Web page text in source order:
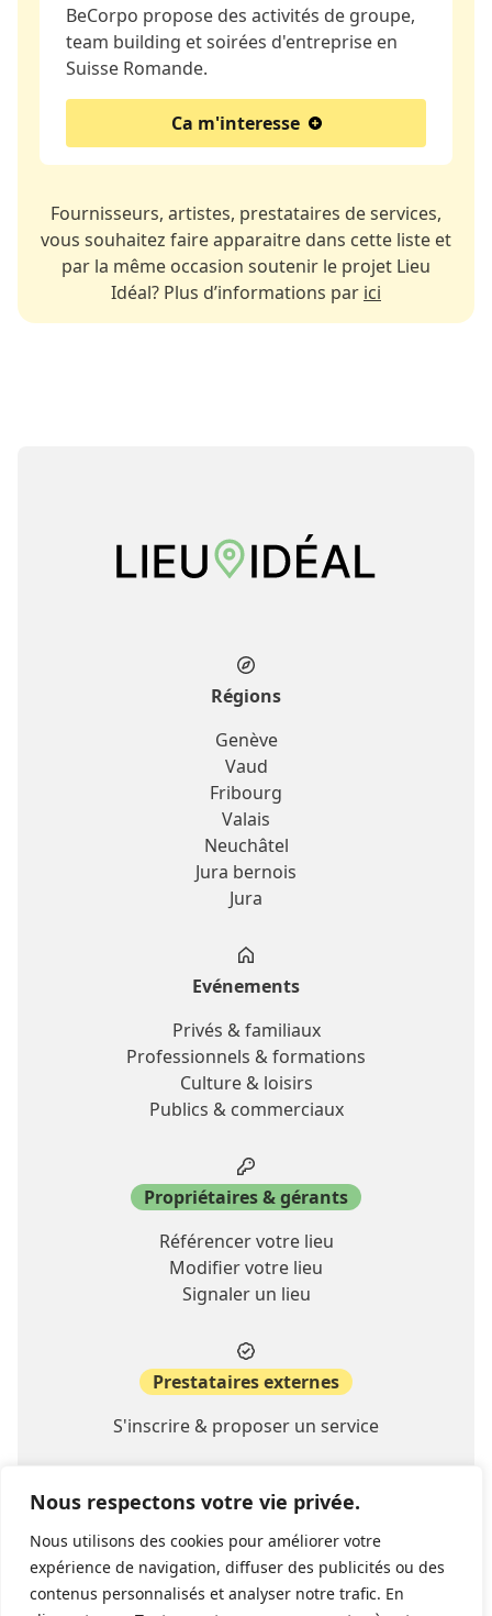
Nous respectons votre vie privée.
Nous utilisons des cookies pour améliorer votre
expérience de navigation, diffuser des publicités ou des
contenus personnalisés et analyser notre trafic. En
BeCorpo propose des activités de groupe,
team building et soirées d'entreprise en
Suisse Romande.
Ca m'interesse
Fournisseurs, artistes, prestataires de services,
vous souhaitez faire apparaitre dans cette liste et
par la même occasion soutenir le projet Lieu
Idéal? Plus d’informations par ici
Régions
Genève
Vaud
Fribourg
Valais
Neuchâtel
Jura bernois
Jura
Evénements
Privés & familiaux
Professionnels & formations
Culture & loisirs
Publics & commerciaux
Propriétaires & gérants
Référencer votre lieu
Modifier votre lieu
Signaler un lieu
Prestataires externes
S'inscrire & proposer un service
A propos
Contact
FAQ